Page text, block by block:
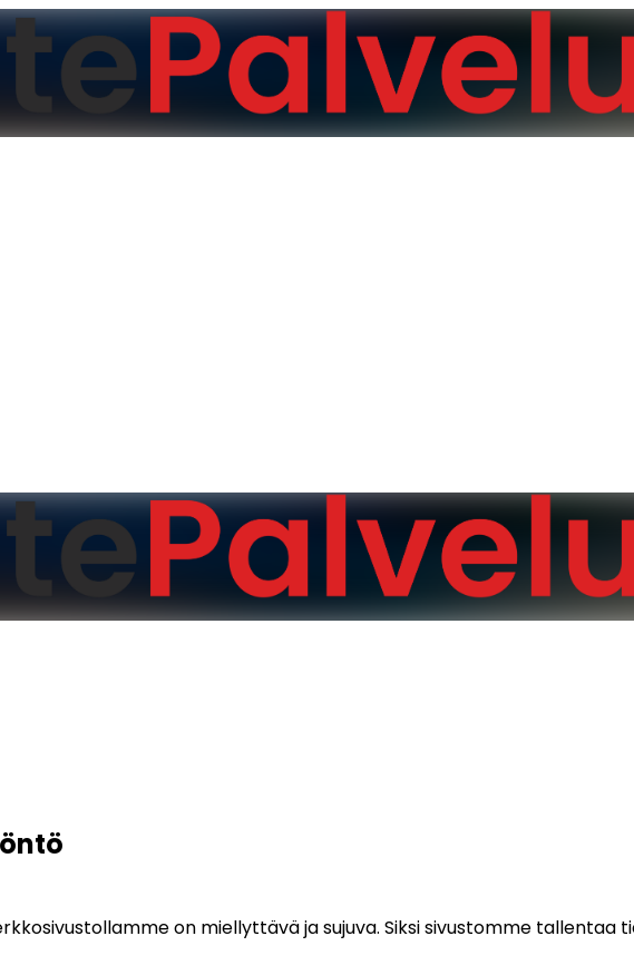
on miellyttävä ja sujuva. Siksi sivustomme